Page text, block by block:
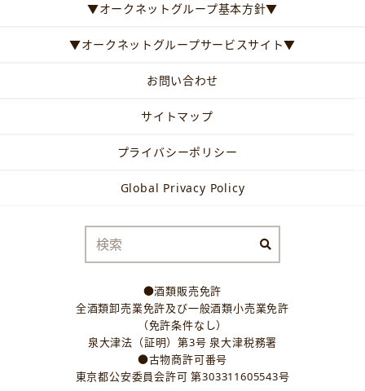
▼オークネットグループ基本方針▼
▼オークネットグループサービスサイト▼
お問い合わせ
サイトマップ
プライバシーポリシー
Global Privacy Policy
●酒類販売免許
全酒類卸売業免許及び一般酒類小売業免許
（免許条件なし）
泉大津法（証明）第3号 泉大津税務署
●古物商許可番号
東京都公安委員会許可 第303311605543号